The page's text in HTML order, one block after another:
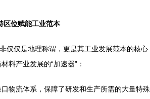
区位赋能工业范本
仅仅是地理称谓，更是其工业发展范本的核心
料产业发展的“加速器”：
口物流体系，保障了研发和生产所需的大量特殊